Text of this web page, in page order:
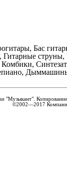
Бас
Гитарные
"Музыкант".
©2002—2017